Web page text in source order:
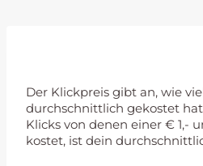
Der Klickpreis gibt an, wie
durchschnittlich gekostet
Klicks von denen einer € 1,-
kostet, ist dein